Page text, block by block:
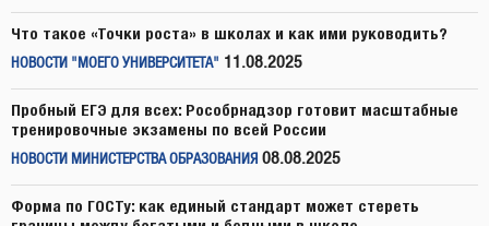
Что такое «Точки роста» в школах и как ими руководить?
НОВОСТИ "МОЕГО УНИВЕРСИТЕТА" 11.08.2025
Пробный ЕГЭ для всех: Рособрнадзор готовит масштабные
тренировочные экзамены по всей России
НОВОСТИ МИНИСТЕРСТВА ОБРАЗОВАНИЯ 08.08.2025
Форма по ГОСТу: как единый стандарт может стереть